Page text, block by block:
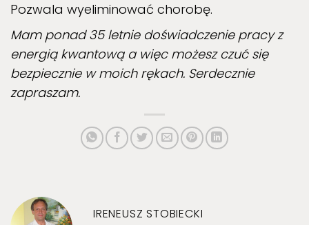
Pozwala wyeliminować chorobę.
Mam ponad 35 letnie doświadczenie pracy z
energią kwantową a więc możesz czuć się
bezpiecznie w moich rękach. Serdecznie
zapraszam.
IRENEUSZ STOBIECKI